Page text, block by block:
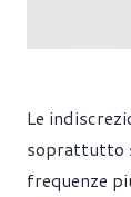
Le
soprattutto
frequenze